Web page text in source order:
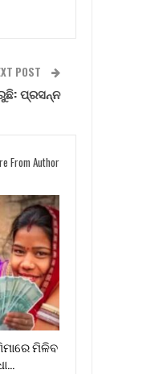
POST
ପ୍ରସନ୍ନ
From Author
ମିଳିବ